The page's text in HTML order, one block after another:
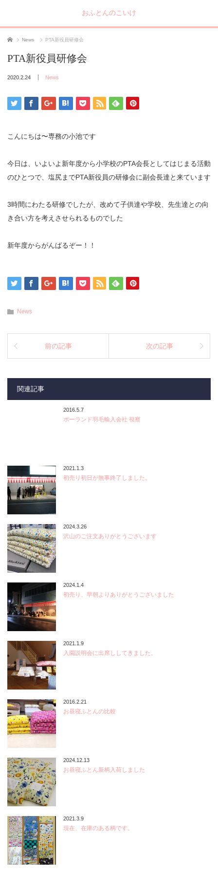
おふとんのこいけ
ホーム News PTA新役員研修会
PTA新役員研修会
2020.2.24 News
こんにちは〜専務の小池です
今日は、いよいよ新年度から小学校のPTA会長としてはじまる活動
のひとつで、塩尻までPTA新役員の研修会に副会長達と来ています
3時間にわたる研修でしたが、改めて子供達や学校、先生達との向
き合い方を考えさせられるものでした
新年度からがんばるぞー！！
News
前の記事 次の記事
関連記事
2016.5.7
ポーランド羽毛輸入会社 視察
2021.1.3
初売り初日が無事終了しました。
2024.3.26
沢山のご注文ありがとうございます
2024.1.4
初売り、早朝よりありがとうございました
2021.1.9
入園説明会に出席ししてきました。
2016.2.21
お昼寝ふとんの比較
2024.12.13
お昼寝ふとん新柄入荷しました
2021.3.9
現在、在庫のある柄です。